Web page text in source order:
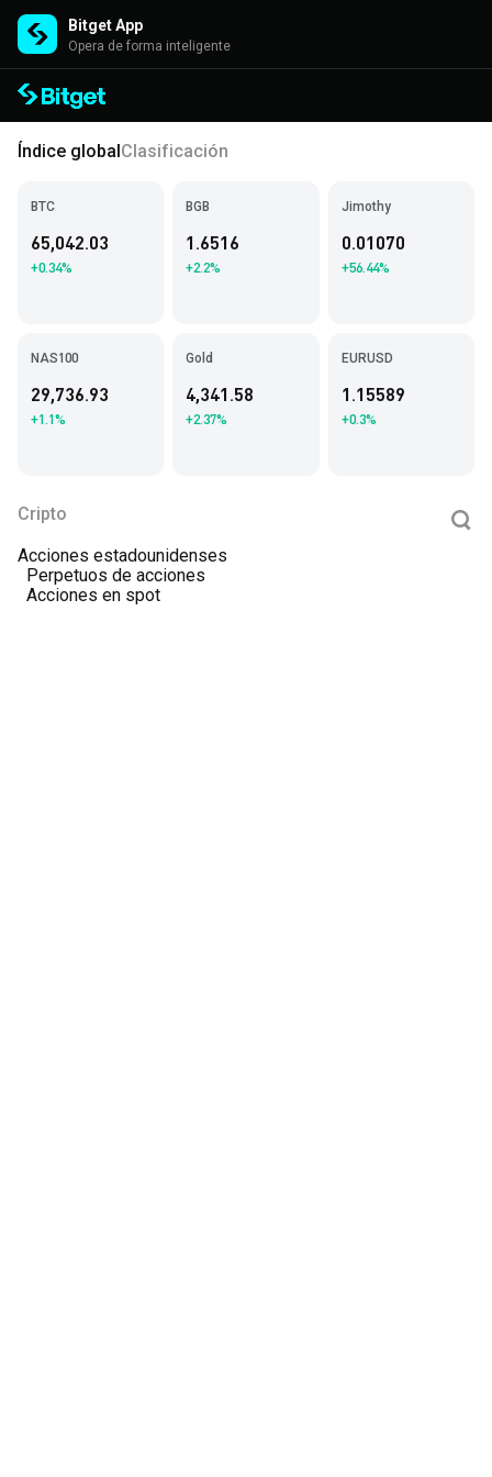
Bitget App
Opera de forma inteligente
Índice globalClasificación
BTC
65,042.03
+0.34%
BGB
1.6516
+2.2%
Jimothy
0.01070
+56.44%
NAS100
29,736.93
+1.1%
Gold
4,341.58
+2.37%
EURUSD
1.15589
+0.3%
Cripto
Acciones estadounidenses
Perpetuos de acciones
Acciones en spot